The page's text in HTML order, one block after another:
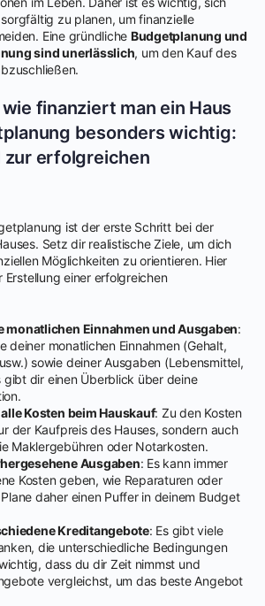
zu planen, um finanzielle
Eine gründliche Budgetplanung und
sind unerlässlich, um den Kauf des
finanziert man ein Haus
besonders wichtig:
zur erfolgreichen
ist der erste Schritt bei der
Setz dir realistische Ziele, um dich
Möglichkeiten zu orientieren. Hier
Erstellung einer erfolgreichen
monatlichen Einnahmen und Ausgaben:
deiner monatlichen Einnahmen (Gehalt,
sowie deiner Ausgaben (Lebensmittel,
gibt dir einen Überblick über deine
Kosten beim Hauskauf: Zu den Kosten
der Kaufpreis des Hauses, sondern auch
Maklergebühren oder Notarkosten.
Ausgaben: Es kann immer
Kosten geben, wie Reparaturen oder
daher einen Puffer in deinem Budget
Kreditangebote: Es gibt viele
die unterschiedliche Bedingungen
dass du dir Zeit nimmst und
vergleichst, um das beste Angebot